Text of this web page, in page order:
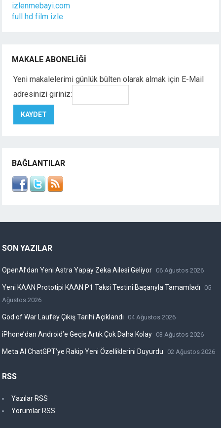
izlenmebayi.com
full hd film izle
MAKALE ABONELIĞI
Yeni makalelerimi günlük bülten olarak almak için E-Mail
adresinizi giriniz:
BAĞLANTILAR
SON YAZILAR
OpenAI’dan Yeni Astra Yapay Zeka Ailesi Geliyor 06 Ağustos 2026
Yeni KAAN Prototipi KAAN P1 Taksi Testini Başarıyla Tamamladı
05
Ağustos 2026
God of War Laufey Çıkış Tarihi Açıklandı 04 Ağustos 2026
iPhone’dan Android’e Geçiş Artık Çok Daha Kolay 03 Ağustos 2026
Meta AI ChatGPT’ye Rakip Yeni Özelliklerini Duyurdu 02 Ağustos 2026
RSS
Yazılar RSS
Yorumlar RSS